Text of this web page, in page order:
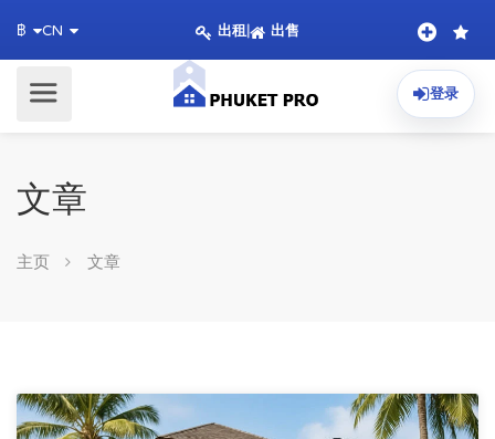
฿ CN 出租| 出售
登录
文章
主页 文章